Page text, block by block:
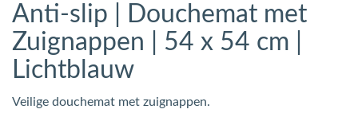
Anti-slip | Douchemat met
Zuignappen | 54 x 54 cm |
Lichtblauw
Veilige douchemat met zuignappen.